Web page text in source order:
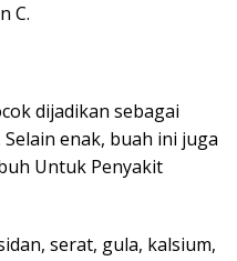
C.
dijadikan sebagai
enak, buah ini juga
Untuk Penyakit
serat, gula, kalsium,